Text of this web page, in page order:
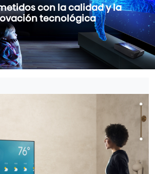
con la calidad y la
tecnológica